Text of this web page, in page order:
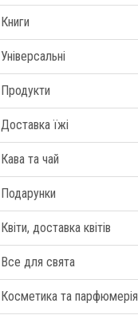
Книги
Універсальні
Продукти
Доставка їжі
Кава та чай
Подарунки
Квіти, доставка квітів
Все для свята
Косметика та парфюмерія